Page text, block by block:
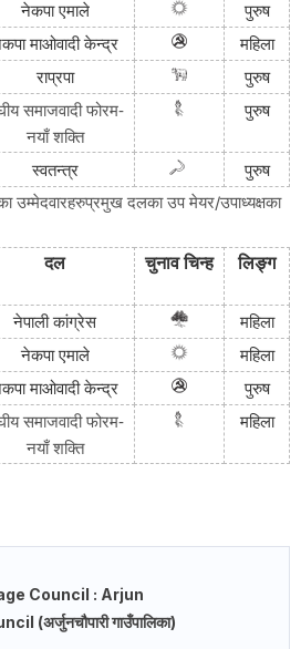
नेकपा एमाले
पुरुष
माओवादी केन्द्र
महिला
राप्रपा
पुरुष
समाजवादी फोरम-
नयाँ शक्ति
पुरुष
स्वतन्त्र पुरुष
उम्मेदवारहरुप्रमुख दलका उप मेयर/उपाध्यक्षका
दल चुनाव चिन्ह लिङ्ग
नेपाली कांग्रेस
महिला
नेकपा एमाले
महिला
माओवादी केन्द्र
पुरुष
समाजवादी फोरम-
नयाँ शक्ति
महिला
Council : Arjun
(अर्जुनचौपारी गाउँपालिका)